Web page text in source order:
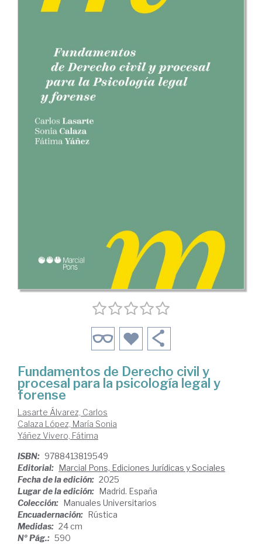
Fundamentos de Derecho civil y
procesal para la psicología legal y
forense
Lasarte Álvarez, Carlos
Calaza López, María Sonia
Yáñez Vivero, Fátima
ISBN: 9788413819549
Editorial: Marcial Pons, Ediciones Jurídicas y Sociales
Fecha de la edición: 2025
Lugar de la edición: Madrid. España
Colección: Manuales Universitarios
Encuadernación: Rústica
Medidas: 24 cm
Nº Pág.: 590